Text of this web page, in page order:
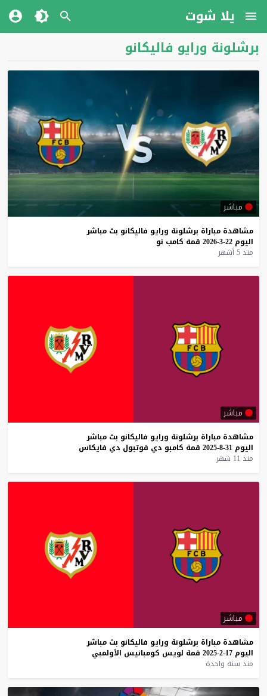
يلا شوت
برشلونة ورايو فاليكانو
مباشر
مشاهدة مباراة برشلونة ورايو فاليكانو بث مباشر
اليوم 22-3-2026 قمة كامب نو
منذ 5 أشهر
مباشر
مشاهدة مباراة برشلونة ورايو فاليكانو بث مباشر
اليوم 31-8-2025 قمة كامبو دي فوتبول دي فايكاس
منذ 11 شهر
مباشر
مشاهدة مباراة برشلونة ورايو فاليكانو بث مباشر
اليوم 17-2-2025 قمة لويس كومبانيس الأولمبي
منذ سنة واحدة